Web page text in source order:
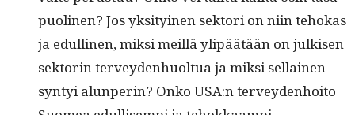
puo­li­nen? Jos yksi­tyi­nen sek­tori on niin tehokas
ja edulli­nen, mik­si meil­lä ylipäätään on julkisen
sek­torin ter­vey­den­huoltua ja mik­si sel­l­ainen
syn­tyi alun­perin? Onko USA:n ter­vey­den­hoito